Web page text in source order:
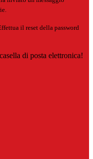
il reset della password
di posta elettronica!